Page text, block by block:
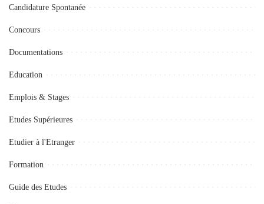
Candidature Spontanée
Concours
Documentations
Education
Emplois & Stages
Etudes Supérieures
Etudier à l'Etranger
Formation
Guide des Etudes